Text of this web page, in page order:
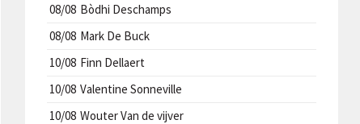
08/08 Bòdhi Deschamps
08/08 Mark De Buck
10/08 Finn Dellaert
10/08 Valentine Sonneville
10/08 Wouter Van de vijver